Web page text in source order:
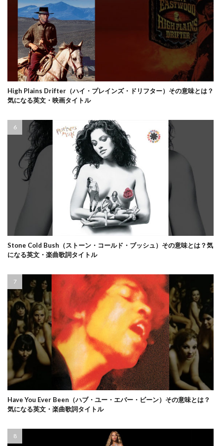
High Plains Drifter（ハイ・プレインズ・ドリフター）その意味とは？
気になる英文・映画タイトル
Stone Cold Bush（ストーン・コールド・ブッシュ）その意味とは？気
になる英文・楽曲歌詞タイトル
Have You Ever Been（ハブ・ユー・エバー・ビーン）その意味とは？
気になる英文・楽曲歌詞タイトル